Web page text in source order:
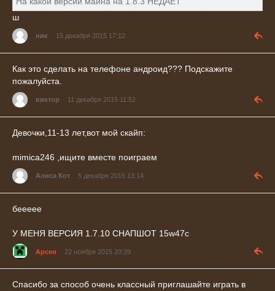
ш
ник 15 декабря 2015 17:12
Как это сделать на телефоне андроид??? Подскажите
пожалуйста.
виктор 11 декабря 2015 11:52
Девочки,11-13 лет,вот мой скайп:
mimica246 ,ищите вместе поиграем
Алиса Кот 5 декабря 2015 13:14
беееее
У МЕНЯ ВЕРСИЯ 1.7.10 СНАПШОТ 15w47c
Арсен 22 ноября 2015 20:39
Спасибо за способ очень классный приглашайте играть в